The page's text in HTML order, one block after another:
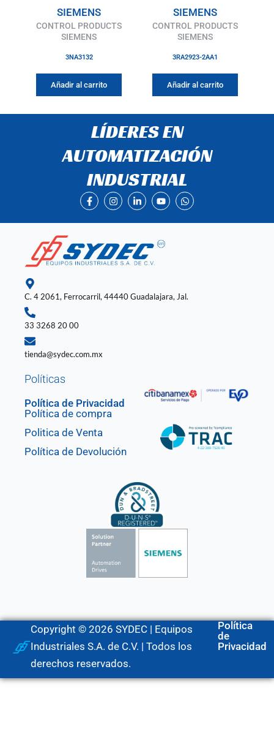
SIEMENS
CONTROL PRODUCTS
SIEMENS
3NA3132
Añadir al carrito
SIEMENS
CONTROL PRODUCTS
SIEMENS
3RA2923-2AA1
Añadir al carrito
LÍDERES EN
AUTOMATIZACIÓN
INDUSTRIAL
F
a
c
e
o
o
k
-
I
n
s
t
g
r
a
m
L
i
n
k
d
i
n
-
Y
o
u
t
b
e
W
h
a
t
C. 4 2061, Ferrocarril, 44440 Guadalajara, Jal.
33 3268 20 00
tienda@sydec.com.mx
Políticas
Política de Privacidad
Política de compra
Politica de Venta
Política de Devolución
Copyright © 2026 SYDEC | Equipos
Industriales S.A. de C.V. | Todos los
derechos reservados.
Política
de
Privacidad